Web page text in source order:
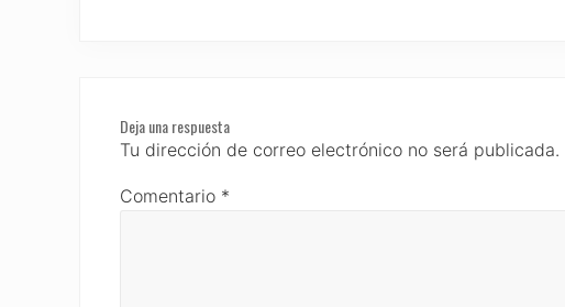
Interactions
Deja una respuesta
Tu dirección de correo electrónico no será publicada.
Comentario *